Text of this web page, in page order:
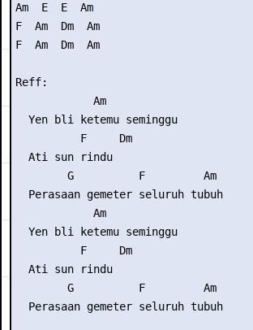
Am  E  E  Am
F  Am  Dm  Am
F  Am  Dm  Am
Reff:
            Am
  Yen bli ketemu seminggu
          F     Dm
  Ati sun rindu
        G          F         Am
  Perasaan gemeter seluruh tubuh
            Am
  Yen bli ketemu seminggu
          F     Dm
  Ati sun rindu
        G          F         Am
  Perasaan gemeter seluruh tubuh